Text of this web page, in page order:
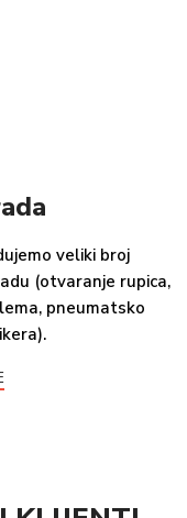
veliki broj
(otvaranje rupica,
pneumatsko